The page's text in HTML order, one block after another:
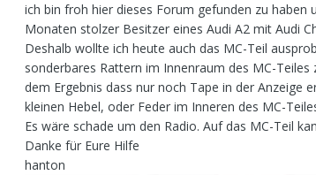
ich bin froh hier dieses Forum gefunden zu haben
Monaten stolzer Besitzer eines Audi A2 mit Audi
Deshalb wollte ich heute auch das MC-Teil
sonderbares Rattern im Innenraum des MC-
dem Ergebnis dass nur noch Tape in der Anzeige
kleinen Hebel, oder Feder im Inneren des MC-
Es wäre schade um den Radio. Auf das MC-Teil
Danke für Eure Hilfe
hanton